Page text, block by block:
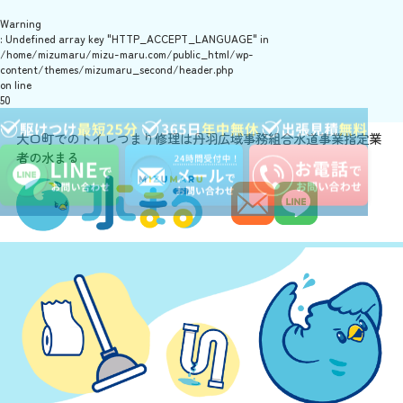
Warning
: Undefined array key "HTTP_ACCEPT_LANGUAGE" in
/home/mizumaru/mizu-maru.com/public_html/wp-
content/themes/mizumaru_second/header.php
on line
50
大口町でのトイレつまり修理は丹羽広域事務組合水道事業指定業
者の水まる